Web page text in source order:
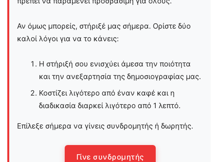
Αν όμως μπορείς, στήριξέ μας σήμερα. Ορίστε δύο
καλοί λόγοι για να το κάνεις:
Η στήριξή σου ενισχύει άμεσα την ποιότητα
και την ανεξαρτησία της δημοσιογραφίας μας.
Κοστίζει λιγότερο από έναν καφέ και η
διαδικασία διαρκεί λιγότερο από 1 λεπτό.
Επίλεξε σήμερα να γίνεις συνδρομητής ή δωρητής.
Γίνε συνδρομητής